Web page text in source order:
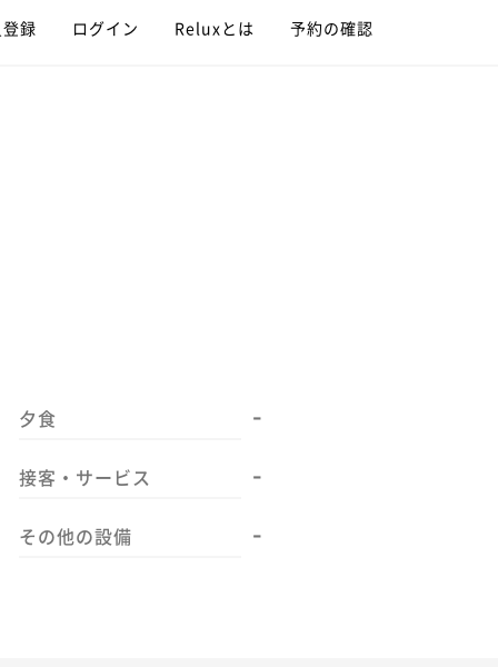
録 ログイン Reluxとは 予約の確認
夕食 -
接客・サービス -
その他の設備 -